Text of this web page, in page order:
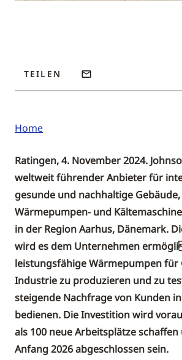
TEILEN
Home
Ratingen, 4. November 2024.
weltweit führender Anbieter für
gesunde und nachhaltige
Wärmepumpen- und
in der Region Aarhus, Dänemark.
wird es dem Unternehmen
leistungsfähige Wärmepumpen für
Industrie zu produzieren und zu
steigende Nachfrage von Kunden
bedienen. Die Investition wird
als 100 neue Arbeitsplätze
Anfang 2026 abgeschlossen sein.